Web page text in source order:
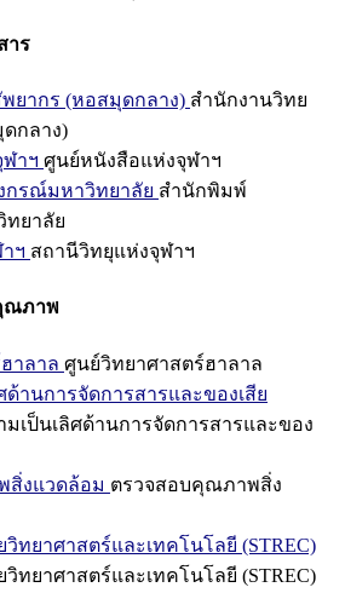
าร
ยากร (หอสมุดกลาง) สำนักงานวิทย
กลาง)
าฯ ศูนย์หนังสือแห่งจุฬาฯ
กรณ์มหาวิทยาลัย สำนักพิมพ์
ทยาลัย
ฯ สถานีวิทยุแห่งจุฬาฯ
ณภาพ
าลาล ศูนย์วิทยาศาสตร์ฮาลาล
ด้านการจัดการสารและของเสีย
เป็นเลิศด้านการจัดการสารและของ
สิ่งแวดล้อม ตรวจสอบคุณภาพสิ่ง
ทยาศาสตร์และเทคโนโลยี (STREC)
ทยาศาสตร์และเทคโนโลยี (STREC)